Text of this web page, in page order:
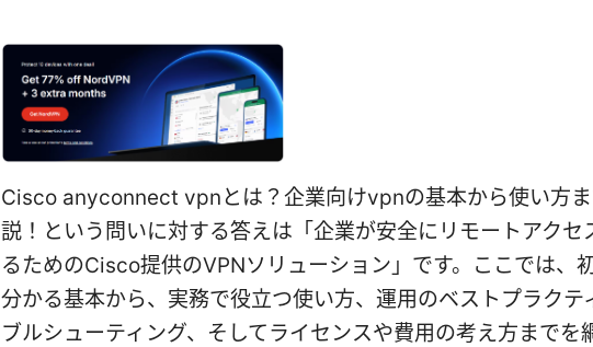
Cisco anyconnect vpnとは？企業向けvpnの基本から使い方
説！という問いに対する答えは「企業が安全にリモートアクセ
るためのCisco提供のVPNソリューション」です。ここでは、
分かる基本から、実務で役立つ使い方、運用のベストプラクテ
ブルシューティング、そしてライセンスや費用の考え方までを